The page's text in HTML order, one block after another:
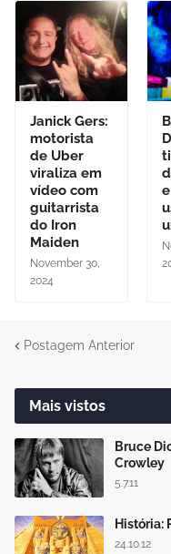
Janick Gers:
motorista
de Uber
viraliza em
vídeo com
guitarrista
do Iron
Maiden
November 30,
2024
Postagem Anterior
Mais vistos
Bruce
Crowley
5.7.11
História:
24.10.12